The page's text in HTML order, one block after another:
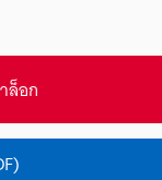
ล็อก